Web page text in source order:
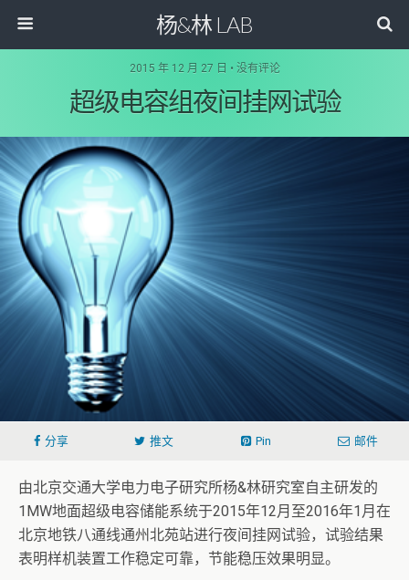
杨&林 LAB
2015 年 12 月 27 日 • 没有评论
超级电容组夜间挂网试验
分享 推文 Pin 邮件
由北京交通大学电力电子研究所杨&林研究室自主研发的
1MW地面超级电容储能系统于2015年12月至2016年1月在
北京地铁八通线通州北苑站进行夜间挂网试验，试验结果
表明样机装置工作稳定可靠，节能稳压效果明显。